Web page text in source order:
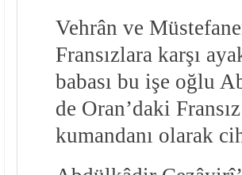
Vehrân ve
Fransızlara karşı
babası bu işe oğlu
de Oran’daki
kumandanı olarak